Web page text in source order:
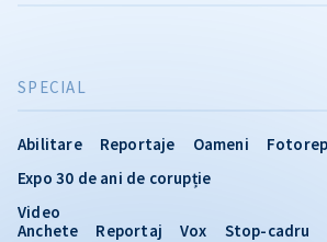
SPECIAL
Abilitare Reportaje Oameni
Expo 30 de ani de corupție
Video
Anchete
Reportaj Vox Stop-cadru